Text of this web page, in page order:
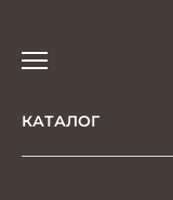
КАТАЛОГ